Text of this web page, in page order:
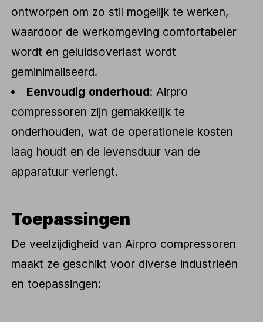
ontworpen om zo stil mogelijk te werken,
waardoor de werkomgeving comfortabeler
wordt en geluidsoverlast wordt
geminimaliseerd.
Eenvoudig onderhoud: Airpro
compressoren zijn gemakkelijk te
onderhouden, wat de operationele kosten
laag houdt en de levensduur van de
apparatuur verlengt.
Toepassingen
De veelzijdigheid van Airpro compressoren
maakt ze geschikt voor diverse industrieën
en toepassingen: